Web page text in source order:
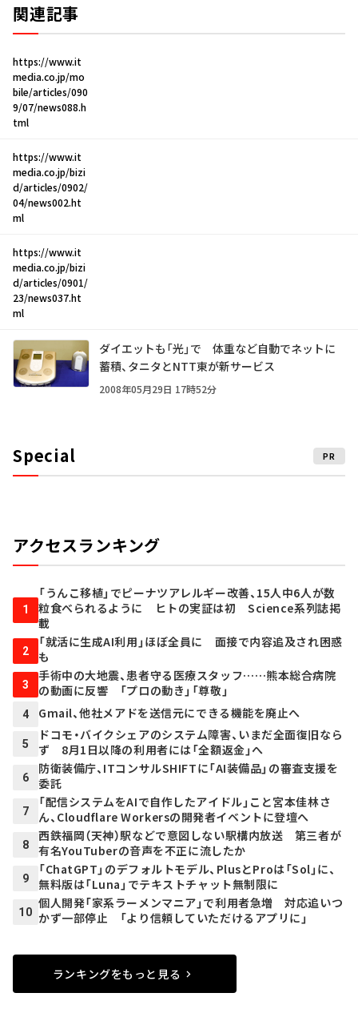
関連記事
https://www.it
media.co.jp/mo
bile/articles/090
9/07/news088.h
tml
https://www.it
media.co.jp/bizi
d/articles/0902/
04/news002.ht
ml
https://www.it
media.co.jp/bizi
d/articles/0901/
23/news037.ht
ml
ダイエットも「光」で 体重など自動でネットに
蓄積、タニタとNTT東が新サービス
2008年05月29日 17時52分
Special PR
アクセスランキング
1
「うんこ移植」でピーナツアレルギー改善、15人中6人が数
粒食べられるように ヒトの実証は初 Science系列誌掲
載
2
「就活に生成AI利用」ほぼ全員に 面接で内容追及され困惑
も
3
手術中の大地震、患者守る医療スタッフ……熊本総合病院
の動画に反響 「プロの動き」「尊敬」
4 Gmail、他社メアドを送信元にできる機能を廃止へ
5
ドコモ・バイクシェアのシステム障害、いまだ全面復旧なら
ず 8月1日以降の利用者には「全額返金」へ
6
防衛装備庁、ITコンサルSHIFTに「AI装備品」の審査支援を
委託
7
「配信システムをAIで自作したアイドル」こと宮本佳林さ
ん、Cloudflare Workersの開発者イベントに登壇へ
8
西鉄福岡（天神）駅などで意図しない駅構内放送 第三者が
有名YouTuberの音声を不正に流したか
9
「ChatGPT」のデフォルトモデル、PlusとProは「Sol」に、
無料版は「Luna」でテキストチャット無制限に
10
個人開発「家系ラーメンマニア」で利用者急増 対応追いつ
かず一部停止 「より信頼していただけるアプリに」
ランキングをもっと見る